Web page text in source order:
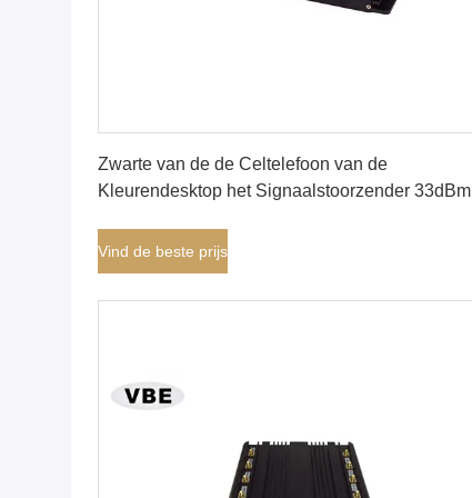
Zwarte van de de Celtelefoon van de
Kleurendesktop het Signaalstoorzender 33dBm
Binnen Mobiele Signaalstoorzender
Vind de beste prijs